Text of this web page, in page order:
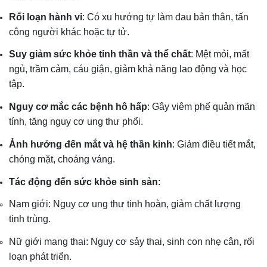
Rối loạn hành vi: Có xu hướng tự làm đau bản thân, tấn
công người khác hoặc tự tử.
Suy giảm sức khỏe tinh thần và thể chất: Mệt mỏi, mất
ngủ, trầm cảm, cáu giận, giảm khả năng lao động và học
tập.
Nguy cơ mắc các bệnh hô hấp: Gây viêm phế quản mãn
tính, tăng nguy cơ ung thư phổi.
Ảnh hưởng đến mắt và hệ thần kinh: Giảm điều tiết mắt,
chóng mặt, choáng váng.
Tác động đến sức khỏe sinh sản:
Nam giới: Nguy cơ ung thư tinh hoàn, giảm chất lượng
tinh trùng.
Nữ giới mang thai: Nguy cơ sảy thai, sinh con nhẹ cân, rối
loạn phát triển.